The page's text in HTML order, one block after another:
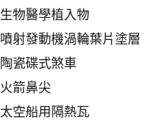
生物醫學植入物
噴射發動機渦輪葉片塗層
陶瓷碟式煞車
火箭鼻尖
太空船用隔熱瓦